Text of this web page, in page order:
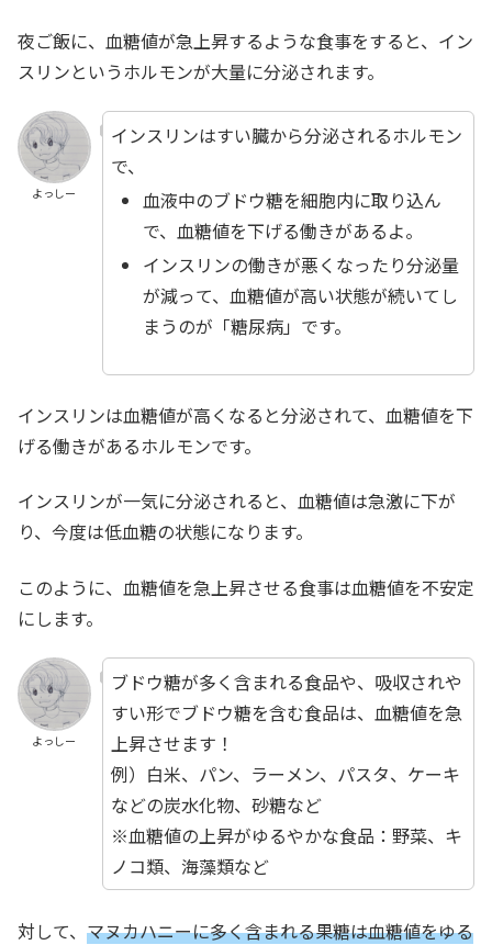
夜ご飯に、血糖値が急上昇するような食事をすると、イン
スリンというホルモンが大量に分泌されます。
よっしー
インスリンはすい臓から分泌されるホルモン
で、
血液中のブドウ糖を細胞内に取り込ん
で、血糖値を下げる働きがあるよ。
インスリンの働きが悪くなったり分泌量
が減って、血糖値が高い状態が続いてし
まうのが「糖尿病」です。
インスリンは血糖値が高くなると分泌されて、血糖値を下
げる働きがあるホルモンです。
インスリンが一気に分泌されると、血糖値は急激に下が
り、今度は低血糖の状態になります。
このように、血糖値を急上昇させる食事は血糖値を不安定
にします。
よっしー
ブドウ糖が多く含まれる食品や、吸収されや
すい形でブドウ糖を含む食品は、血糖値を急
上昇させます！
例）白米、パン、ラーメン、パスタ、ケーキ
などの炭水化物、砂糖など
※血糖値の上昇がゆるやかな食品：野菜、キ
ノコ類、海藻類など
対して、 マヌカハニーに多く含まれる果糖は血糖値をゆる